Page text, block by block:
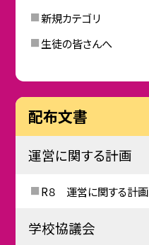
新規カテゴリ
生徒の皆さんへ
配布文書
運営に関する計画
R８ 運営に関する計画
学校協議会